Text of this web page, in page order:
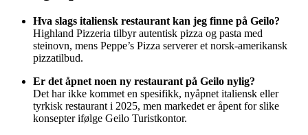
Hva slags italiensk restaurant kan jeg finne på Geilo?
Highland Pizzeria tilbyr autentisk pizza og pasta med
steinovn, mens Peppe’s Pizza serverer et norsk-amerikansk
pizzatilbud.
Er det åpnet noen ny restaurant på Geilo nylig?
Det har ikke kommet en spesifikk, nyåpnet italiensk eller
tyrkisk restaurant i 2025, men markedet er åpent for slike
konsepter ifølge Geilo Turistkontor.